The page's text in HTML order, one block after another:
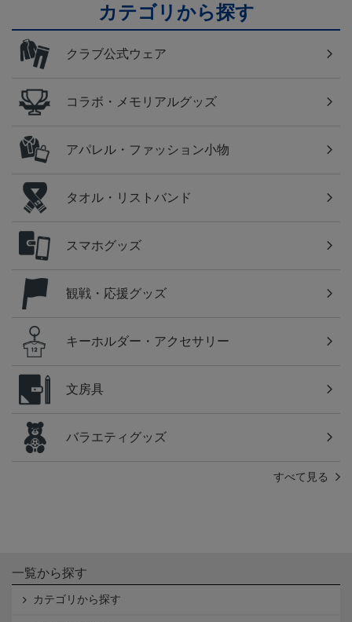
カテゴリから探す
クラブ公式ウェア
コラボ・メモリアルグッズ
アパレル・ファッション小物
タオル・リストバンド
スマホグッズ
観戦・応援グッズ
キーホルダー・アクセサリー
文房具
バラエティグッズ
すべて見る
一覧から探す
カテゴリから探す